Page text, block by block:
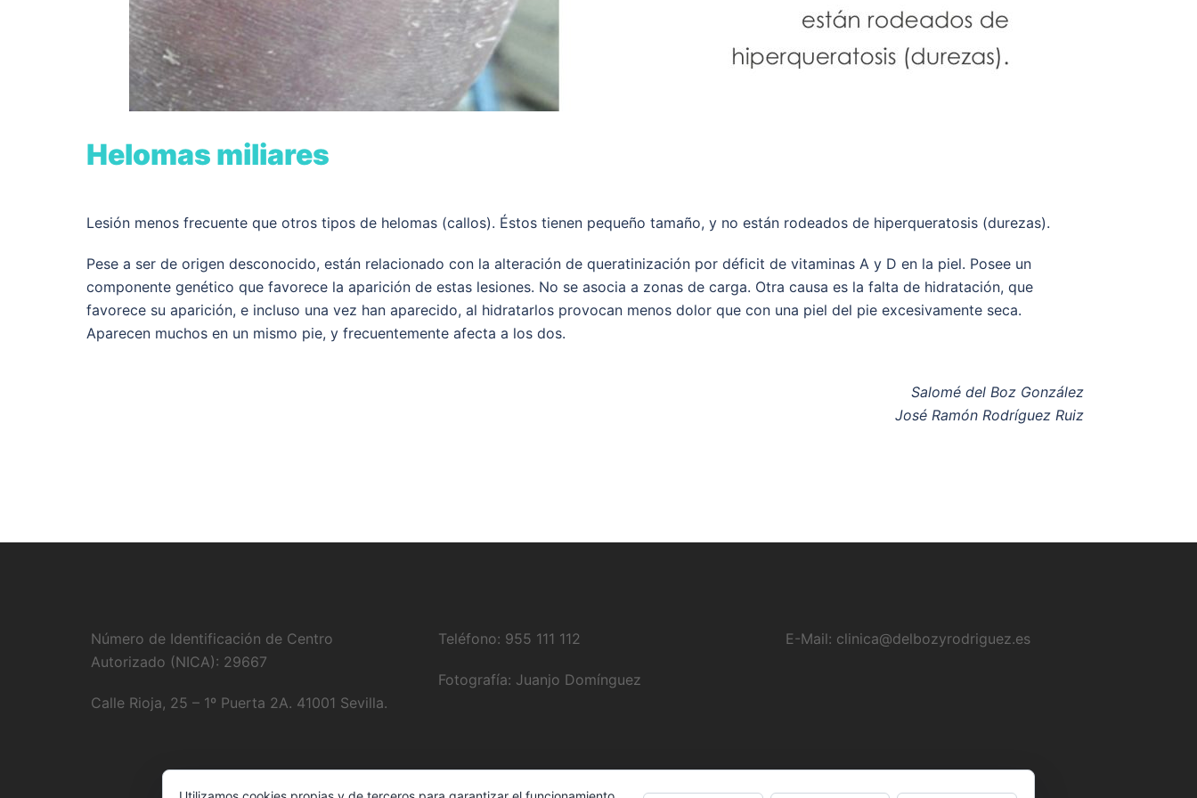
Helomas miliares
Lesión menos frecuente que otros tipos de helomas (callos). Éstos tienen pequeño tamaño, y no están rodeados de hiperqueratosis (durezas).
Pese a ser de origen desconocido, están relacionado con la alteración de queratinización por déficit de vitaminas A y D en la piel. Posee un
componente genético que favorece la aparición de estas lesiones. No se asocia a zonas de carga. Otra causa es la falta de hidratación, que
favorece su aparición, e incluso una vez han aparecido, al hidratarlos provocan menos dolor que con una piel del pie excesivamente seca.
Aparecen muchos en un mismo pie, y frecuentemente afecta a los dos.
Salomé del Boz González
José Ramón Rodríguez Ruiz
Número de Identificación de Centro
Autorizado (NICA): 29667
Calle Rioja, 25 – 1º Puerta 2A. 41001 Sevilla.
Teléfono: 955 111 112
Fotografía: Juanjo Domínguez
E-Mail: clinica@delbozyrodriguez.es